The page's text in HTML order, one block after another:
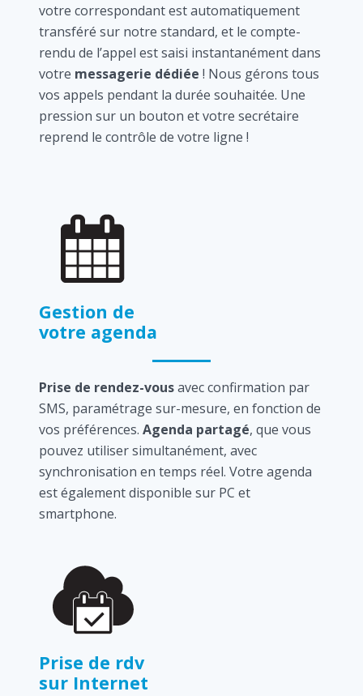
votre correspondant est automatiquement
transféré sur notre standard, et le compte-
rendu de l’appel est saisi instantanément dans
votre messagerie dédiée ! Nous gérons tous
vos appels pendant la durée souhaitée. Une
pression sur un bouton et votre secrétaire
reprend le contrôle de votre ligne !
Gestion de
votre agenda
Prise de rendez-vousavec confirmation par
SMS, paramétrage sur-mesure, en fonction de
vos préférences. Agenda partagé, que vous
pouvez utiliser simultanément, avec
synchronisation en temps réel. Votre agenda
est également disponible sur PC et
smartphone.
Prise de rdv
sur Internet